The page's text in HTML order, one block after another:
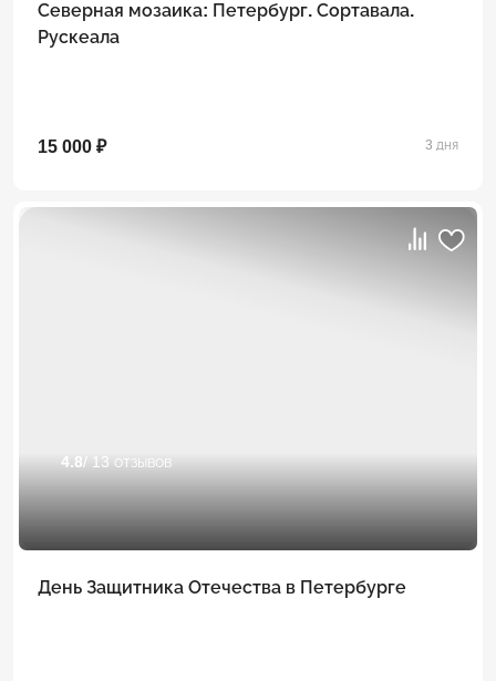
Северная мозаика: Петербург. Сортавала.
Рускеала
15 000 ₽ 3 дня
4.8/ 13 отзывов
День Защитника Отечества в Петербурге